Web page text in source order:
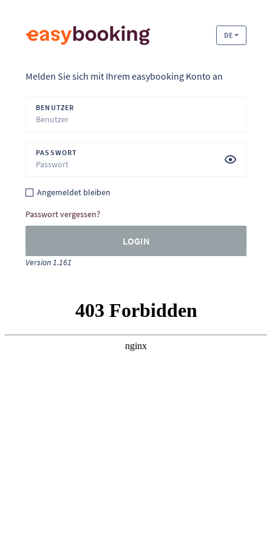
DE
Melden Sie sich mit Ihrem easybooking Konto an
BENUTZER
PASSWORT
Angemeldet bleiben
Passwort vergessen?
LOGIN
Version 1.161